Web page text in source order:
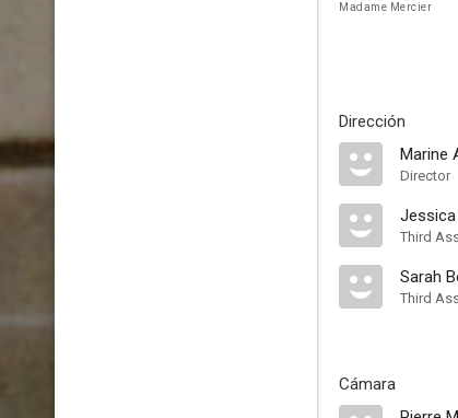
Madame Mercier
Dirección
Marine
Director
Jessica
Third
Sarah
Third
Cámara